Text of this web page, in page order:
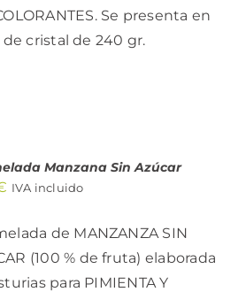
Se presenta en
cristal de 240 gr.
Manzana Sin Azúcar
IVA incluido
de MANZANZA SIN
(100 % de fruta) elaborada
para PIMIENTA Y